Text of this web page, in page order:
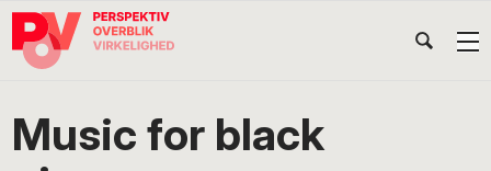
Gå
direkte
navigation
Skip
indhold
Gå
direkte
POV
International
Music for black